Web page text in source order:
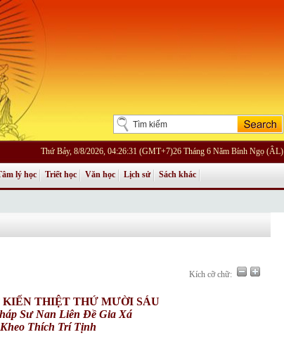
Thứ Bảy, 8/8/2026, 04:26:31 (GMT+7)26 Tháng 6 Năm Bính Ngọ (ÂL)
lý học Triết học Văn học Lịch sử Sách khác
Kích cỡ chữ:
THIỆT THỨ MƯỜI SÁU
Sư Nan Liên Đề Gia Xá
Thích Trí Tịnh